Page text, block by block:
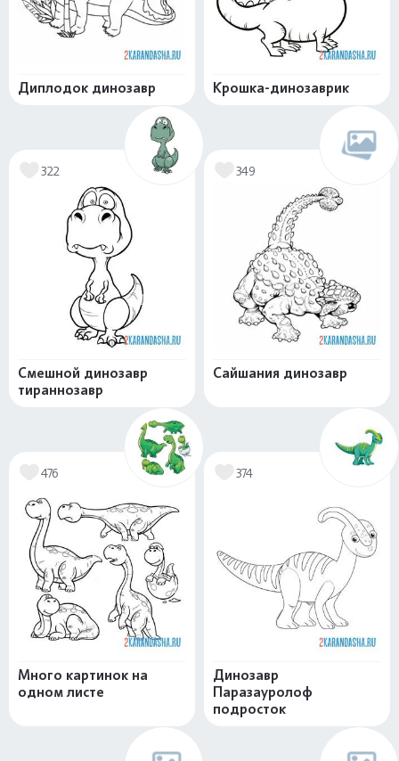
Диплодок динозавр Крошка-динозаврик
322
Смешной динозавр
тираннозавр
349
Сайшания динозавр
476
Много картинок на
одном листе
374
Динозавр
Паразауролоф
подросток